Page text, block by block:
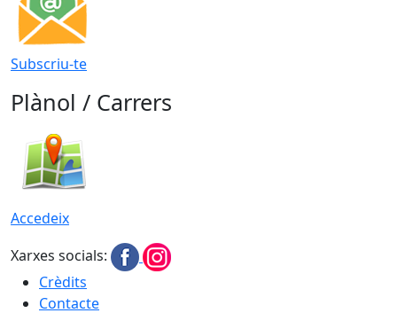
Subscriu-te
Plànol / Carrers
Accedeix
Xarxes socials:
Crèdits
Contacte